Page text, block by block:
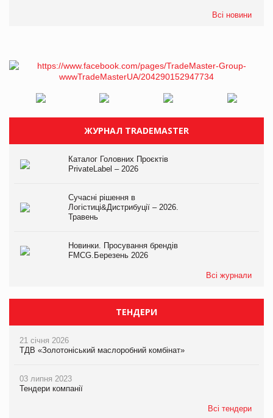
Всі новини
ЖУРНАЛ TRADEMASTER
Каталог Головних Проєктів
PrivateLabel – 2026
Сучасні рішення в
Логістиці&Дистрибуції – 2026.
Травень
Новинки. Просування брендів
FMCG.Березень 2026
Всі журнали
ТЕНДЕРИ
21 січня 2026
ТДВ «Золотоніський маслоробний комбінат»
03 липня 2023
Тендери компанії
Всі тендери